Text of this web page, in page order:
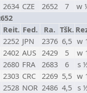
2634 CZE 2652 7
w
Reit. Fed. Ra. Tšk.
2252 JPN 2376 6,5 w
2402 AUS 2429 5
w
2680 FRA 2683 6
s
2303 CRC 2269 5,5 w
2528 NOR 2486 4,5 s